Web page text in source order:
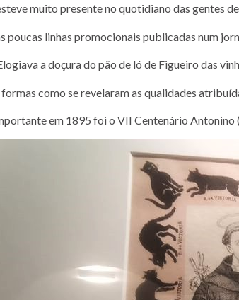
muito presente no quotidiano das gentes
linhas promocionais publicadas num
a doçura do pão de ló de Figueiro das
como se revelaram as qualidades
em 1895 foi o VII Centenário